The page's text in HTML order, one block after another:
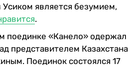
является безумием,
.
поединке «Канело» одержал
представителем Казахстана
Поединок состоялся 17